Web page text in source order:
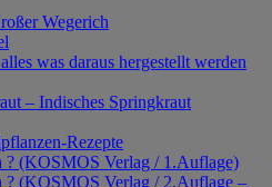
Wegerich
was daraus hergestellt werden
– Indisches Springkraut
Rezepte
? (KOSMOS Verlag / 1.Auflage)
? (KOSMOS Verlag / 2.Auflage –